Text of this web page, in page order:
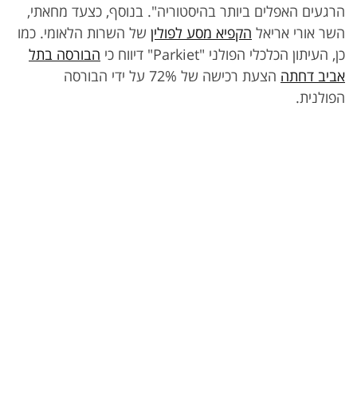
הרגעים האפלים ביותר בהיסטוריה". בנוסף, כצעד מחאתי,
השר אורי אריאל הקפיא מסע לפולין של השרות הלאומי. כמו
כן, העיתון הכלכלי הפולני "Parkiet" דיווח כי
הבורסה בתל
אביב דחתה
הצעת רכישה של 72% על ידי הבורסה
הפולנית.